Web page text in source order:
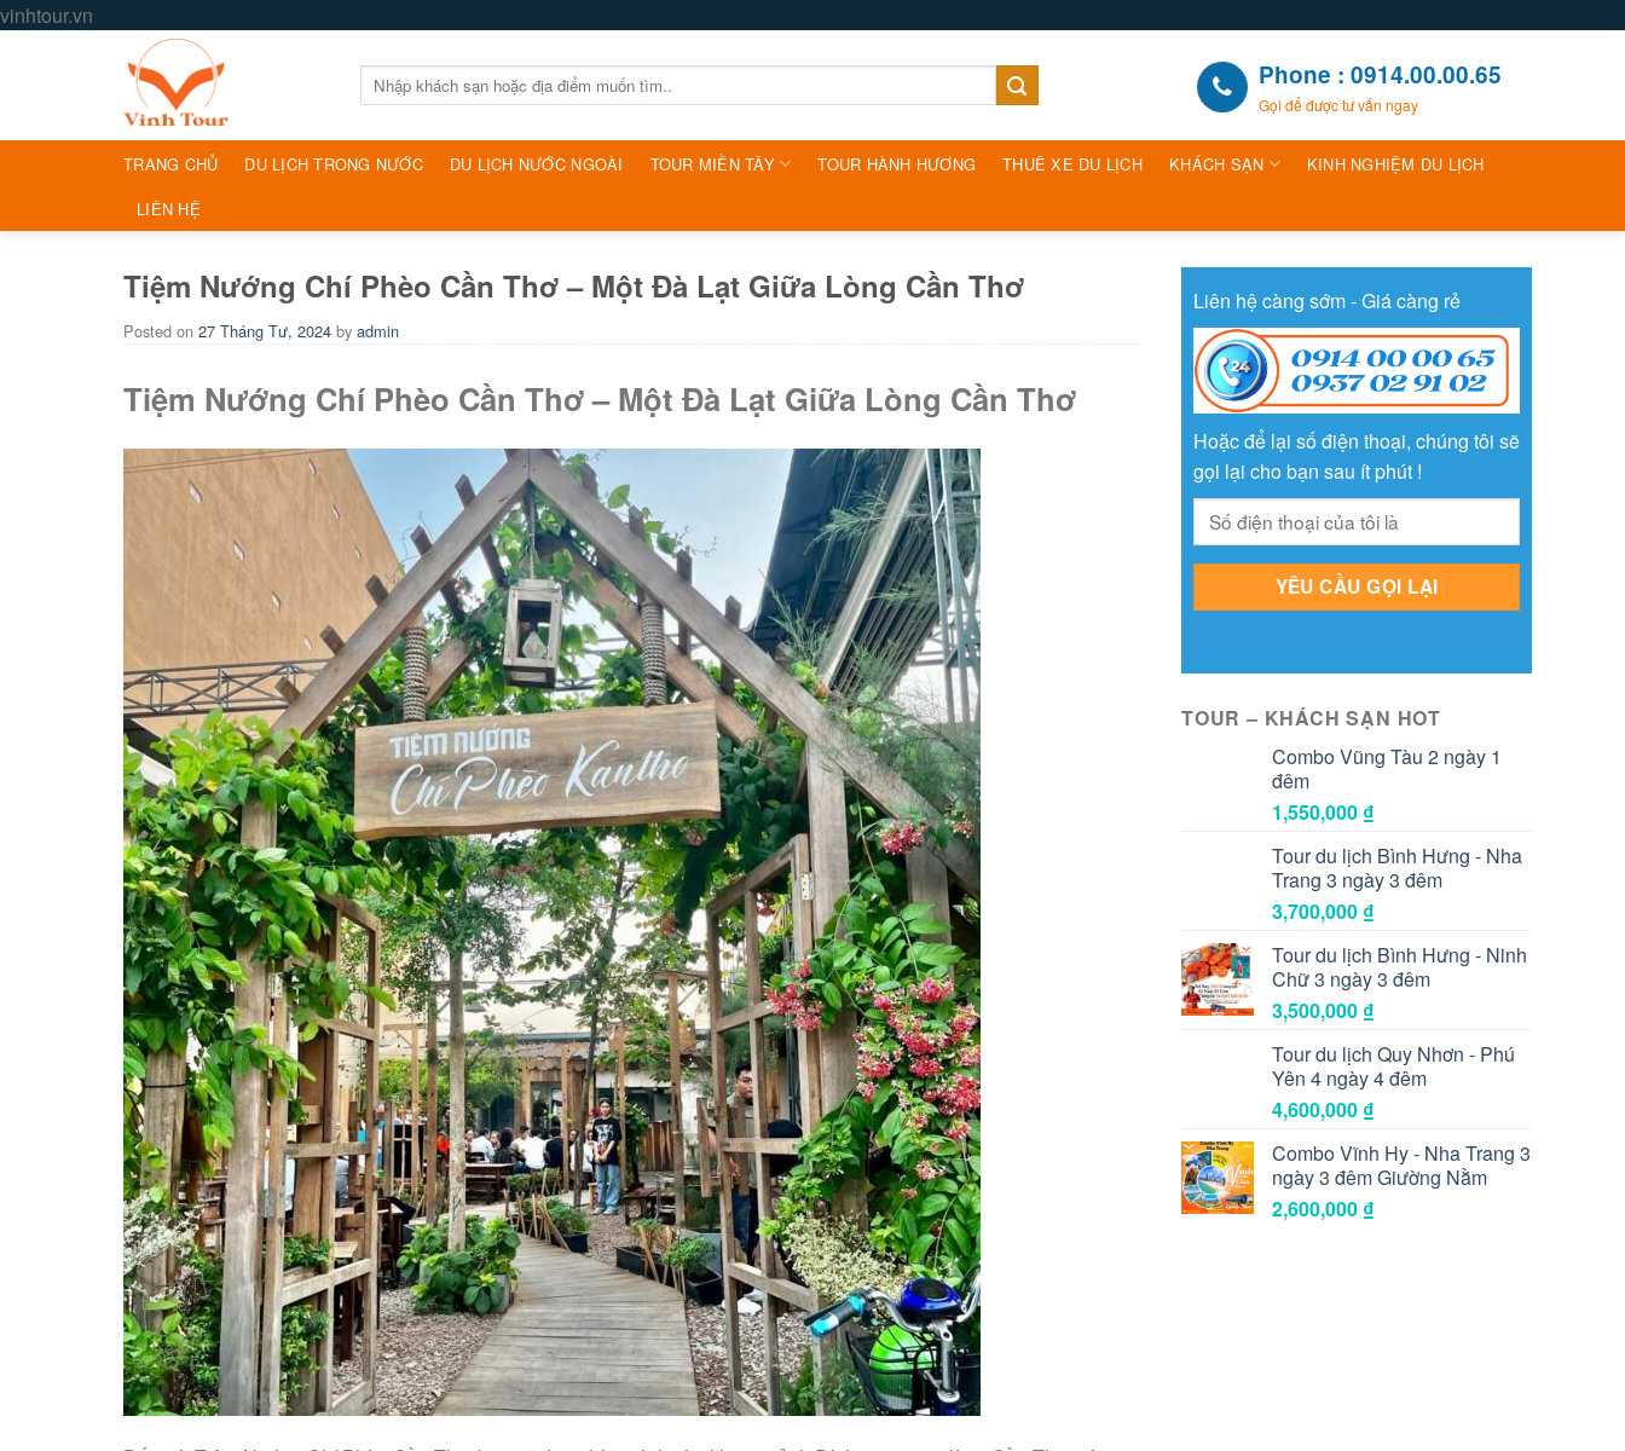
vinhtour.vn
content
Tìm
kiếm:
Phone : 0914.00.00.65
Gọi để được tư vấn ngay
TRANG CHỦ DU LỊCH TRONG NƯỚC DU LỊCH NƯỚC NGOÀI TOUR MIỀN TÂY TOUR HÀNH HƯƠNG THUÊ XE DU LỊCH KHÁCH SẠN
KINH NGHIỆM DU LỊCH
LIÊN HỆ
Tiệm Nướng Chí Phèo Cần Thơ – Một Đà Lạt Giữa Lòng Cần Thơ
Posted on 27 Tháng Tư, 2024 by admin
Tiệm Nướng Chí Phèo Cần Thơ – Một Đà Lạt Giữa Lòng Cần Thơ
Liên hệ càng sớm - Giá càng rẻ
Hoặc để lại số điện thoại, chúng tôi sẽ
gọi lại cho bạn sau ít phút !
TOUR – KHÁCH SẠN HOT
Combo Vũng Tàu 2 ngày 1
đêm
1,550,000 ₫
Tour du lịch Bình Hưng - Nha
Trang 3 ngày 3 đêm
3,700,000 ₫
Tour du lịch Bình Hưng - Ninh
Chữ 3 ngày 3 đêm
3,500,000 ₫
Tour du lịch Quy Nhơn - Phú
Yên 4 ngày 4 đêm
4,600,000 ₫
Combo Vĩnh Hy - Nha Trang 3
ngày 3 đêm Giường Nằm
2,600,000 ₫